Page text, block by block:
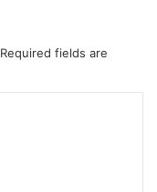
Required fields are